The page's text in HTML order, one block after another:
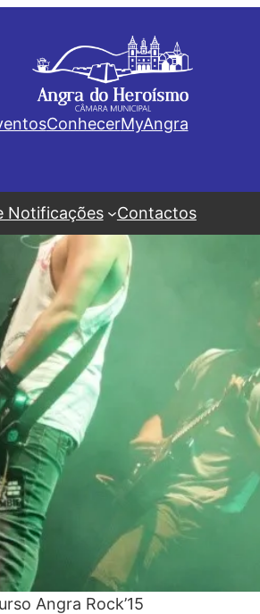
ConhecerMyAngra
Notificações Contactos
Angra Rock’15